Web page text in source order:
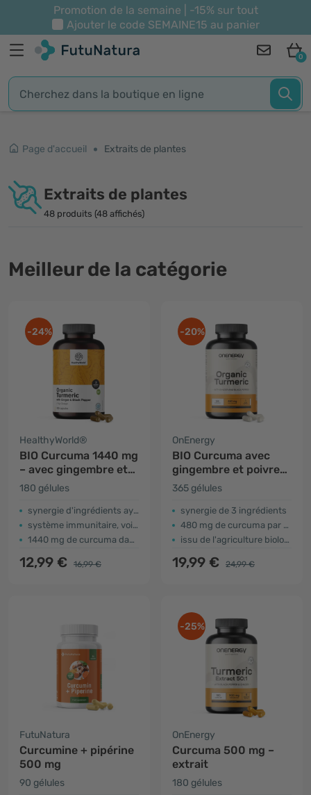
Promotion de la semaine | -15% sur tout
Ajouter le code SEMAINE15 au panier
0
Page d'accueil Extraits de plantes
Extraits de plantes
48 produits (48 affichés)
Meilleur de la catégorie
-24%
HealthyWorld®
BIO Curcuma 1440 mg
– avec gingembre et
poivre noir
180 gélules
synergie d'ingrédients ayurvédiques
système immunitaire, voies respiratoires, système circulatoire
1440 mg de curcuma dans 2 gélules
12,99 € 16,99 €
-20%
OnEnergy
BIO Curcuma avec
gingembre et poivre
noir
365 gélules
synergie de 3 ingrédients
480 mg de curcuma par gélule
issu de l'agriculture biologique certifiée
19,99 € 24,99 €
FutuNatura
Curcumine + pipérine
500 mg
90 gélules
-25%
OnEnergy
Curcuma 500 mg –
extrait
180 gélules